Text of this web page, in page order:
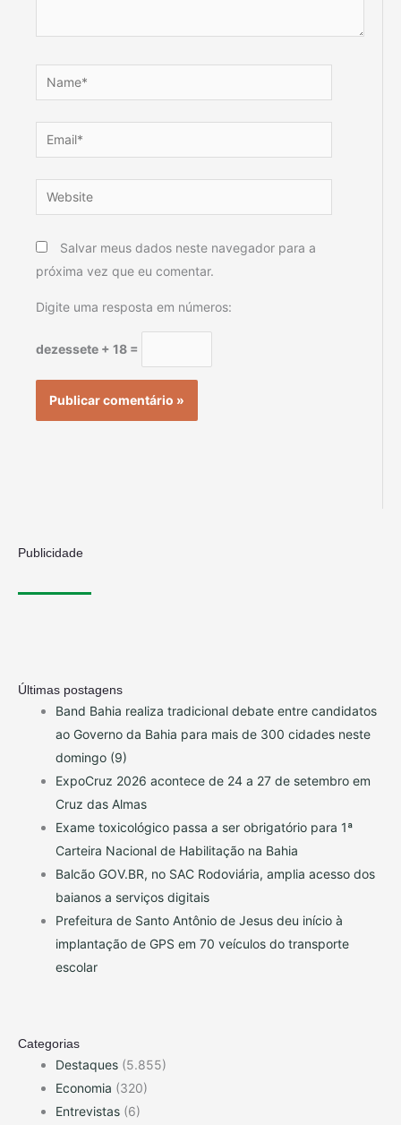
Name*
Email*
Website
Salvar meus dados neste navegador para a
próxima vez que eu comentar.
Digite uma resposta em números:
dezessete + 18 =
Publicidade
Últimas postagens
Band Bahia realiza tradicional debate entre candidatos
ao Governo da Bahia para mais de 300 cidades neste
domingo (9)
ExpoCruz 2026 acontece de 24 a 27 de setembro em
Cruz das Almas
Exame toxicológico passa a ser obrigatório para 1ª
Carteira Nacional de Habilitação na Bahia
Balcão GOV.BR, no SAC Rodoviária, amplia acesso dos
baianos a serviços digitais
Prefeitura de Santo Antônio de Jesus deu início à
implantação de GPS em 70 veículos do transporte
escolar
Categorias
Destaques (5.855)
Economia (320)
Entrevistas (6)